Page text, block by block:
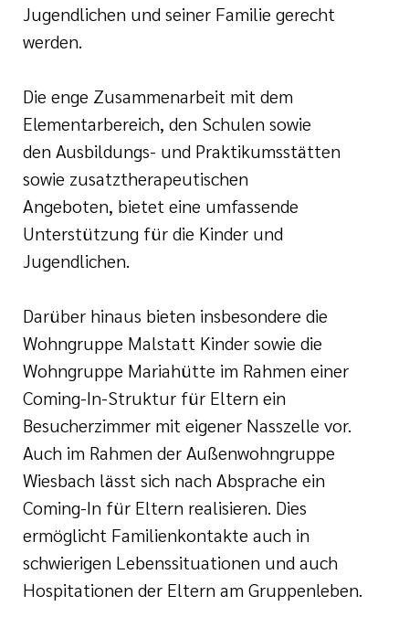
Jugendlichen und seiner Familie gerecht
werden.
Die enge Zusammenarbeit mit dem
Elementarbereich, den Schulen sowie
den Ausbildungs- und Praktikumsstätten
sowie zusatztherapeutischen
Angeboten, bietet eine umfassende
Unterstützung für die Kinder und
Jugendlichen.
Darüber hinaus bieten insbesondere die
Wohngruppe Malstatt Kinder sowie die
Wohngruppe Mariahütte im Rahmen einer
Coming-In-Struktur für Eltern ein
Besucherzimmer mit eigener Nasszelle vor.
Auch im Rahmen der Außenwohngruppe
Wiesbach lässt sich nach Absprache ein
Coming-In für Eltern realisieren. Dies
ermöglicht Familienkontakte auch in
schwierigen Lebenssituationen und auch
Hospitationen der Eltern am Gruppenleben.